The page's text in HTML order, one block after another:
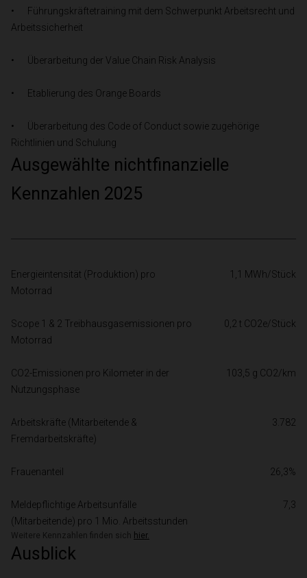
•	Führungskräftetraining mit dem Schwerpunkt Arbeitsrecht und
Arbeitssicherheit
•	Überarbeitung der Value Chain Risk Analysis
•	Etablierung des Orange Boards
•	Überarbeitung des Code of Conduct sowie zugehörige
Richtlinien und Schulung
Ausgewählte nichtfinanzielle
Kennzahlen 2025
Energieintensität (Produktion) pro
Motorrad
1,1 MWh/Stück
Scope 1 & 2 Treibhausgasemissionen pro
Motorrad
0,2 t CO2e/Stück
CO2-Emissionen pro Kilometer in der
Nutzungsphase
103,5 g CO2/km
Arbeitskräfte (Mitarbeitende &
Fremdarbeitskräfte)
3.782
Frauenanteil 26,3%
Meldepflichtige Arbeitsunfälle
(Mitarbeitende) pro 1 Mio. Arbeitsstunden
7,3
Weitere Kennzahlen finden sich hier.
Ausblick